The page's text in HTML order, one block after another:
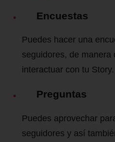
Encuestas
Puedes hacer una
seguidores, de manera
interactuar con tu Story.
Preguntas
Puedes aprovechar
seguidores y así